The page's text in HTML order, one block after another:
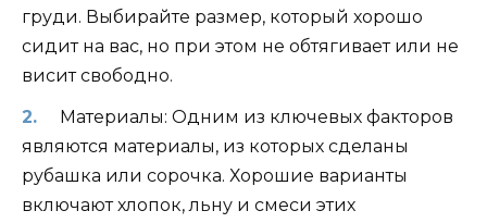
груди. Выбирайте размер, который хорошо
сидит на вас, но при этом не обтягивает или не
висит свободно.
Материалы: Одним из ключевых факторов
являются материалы, из которых сделаны
рубашка или сорочка. Хорошие варианты
включают хлопок, льну и смеси этих